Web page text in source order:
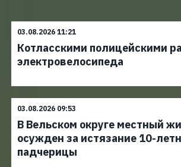
03.08.2026 11:21
Котласскими полицейскими
электровелосипеда
03.08.2026 09:53
В Вельском округе местный
осужден за истязание 10-
падчерицы